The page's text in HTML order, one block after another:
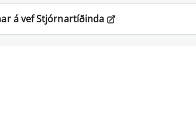
á vef Stjórnartíðinda